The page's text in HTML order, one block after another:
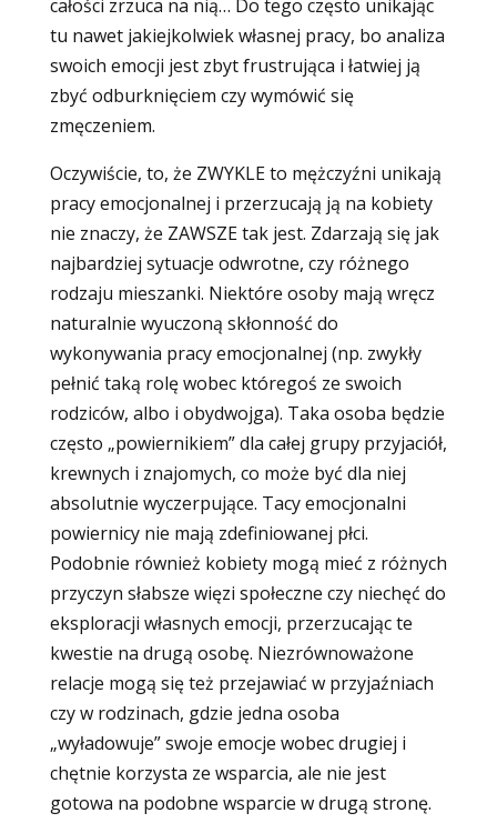
całości zrzuca na nią… Do tego często unikając
tu nawet jakiejkolwiek własnej pracy, bo analiza
swoich emocji jest zbyt frustrująca i łatwiej ją
zbyć odburknięciem czy wymówić się
zmęczeniem.
Oczywiście, to, że ZWYKLE to mężczyźni unikają
pracy emocjonalnej i przerzucają ją na kobiety
nie znaczy, że ZAWSZE tak jest. Zdarzają się jak
najbardziej sytuacje odwrotne, czy różnego
rodzaju mieszanki. Niektóre osoby mają wręcz
naturalnie wyuczoną skłonność do
wykonywania pracy emocjonalnej (np. zwykły
pełnić taką rolę wobec któregoś ze swoich
rodziców, albo i obydwojga). Taka osoba będzie
często „powiernikiem” dla całej grupy przyjaciół,
krewnych i znajomych, co może być dla niej
absolutnie wyczerpujące. Tacy emocjonalni
powiernicy nie mają zdefiniowanej płci.
Podobnie również kobiety mogą mieć z różnych
przyczyn słabsze więzi społeczne czy niechęć do
eksploracji własnych emocji, przerzucając te
kwestie na drugą osobę. Niezrównoważone
relacje mogą się też przejawiać w przyjaźniach
czy w rodzinach, gdzie jedna osoba
„wyładowuje” swoje emocje wobec drugiej i
chętnie korzysta ze wsparcia, ale nie jest
gotowa na podobne wsparcie w drugą stronę.